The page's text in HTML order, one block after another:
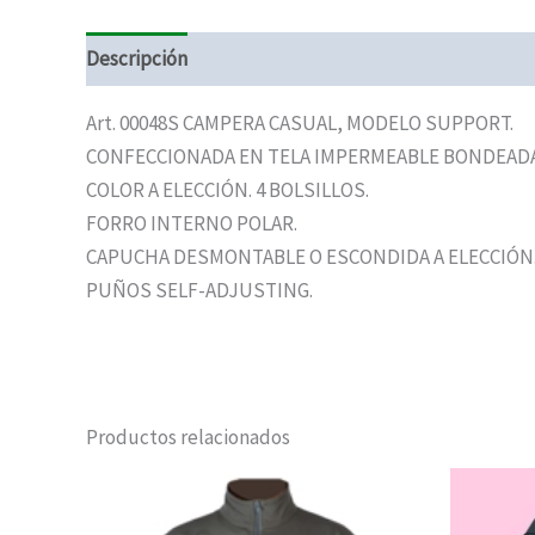
Descripción
Art. 00048S CAMPERA CASUAL, MODELO SUPPORT.
CONFECCIONADA EN TELA IMPERMEABLE
COLOR A ELECCIÓN. 4 BOLSILLOS.
FORRO INTERNO POLAR.
CAPUCHA DESMONTABLE O ESCONDIDA A
PUÑOS SELF-ADJUSTING.
Productos relacionados